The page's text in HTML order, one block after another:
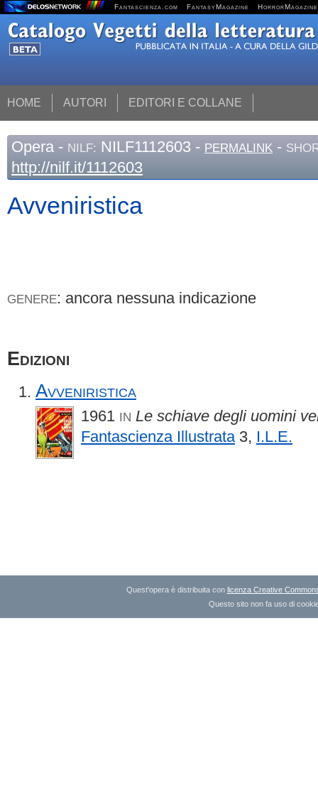
Fantascienza.com FantasyMagazine HorrorMagazine
HOME AUTORI EDITORI E COLLANE
Opera - NILF: NILF1112603 - PERMALINK -
http://nilf.it/1112603
Avveniristica
GENERE: ancora nessuna indicazione
Edizioni
Avveniristica
1961 IN Le schiave degli uomini
Fantascienza Illustrata 3, I.L.E.
Quest'opera è distribuita con licenza Creative
Questo sito non fa uso di